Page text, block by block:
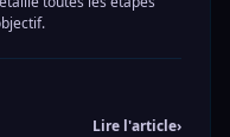
Lire l'article›